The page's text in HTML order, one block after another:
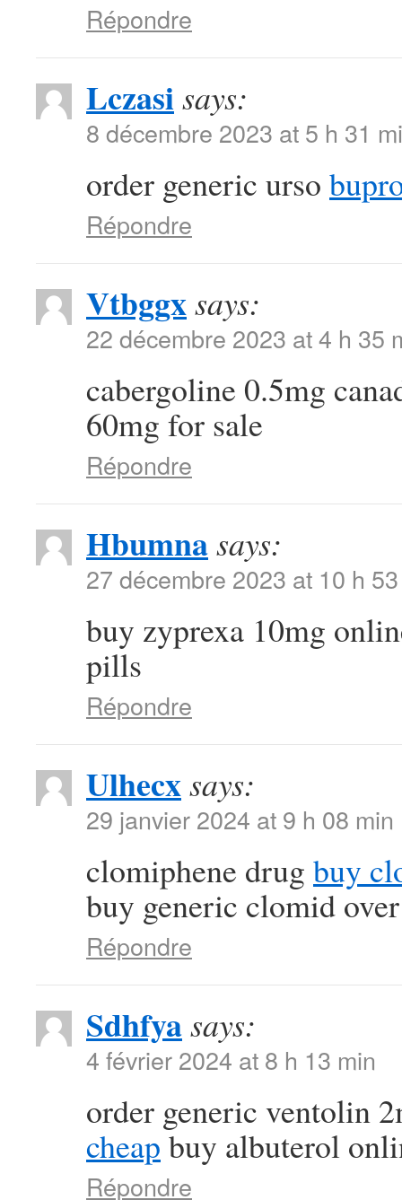
Répondre
Lczasisays:
8 décembre 2023 at 5 h 31
order generic urso
Répondre
Vtbggxsays:
22 décembre 2023 at 4 h 35
cabergoline 0.5mg
60mg for sale
Répondre
Hbumnasays:
27 décembre 2023 at 10 h
buy zyprexa 10mg
pills
Répondre
Ulhecxsays:
29 janvier 2024 at 9 h 08 min
clomiphene drug buy
buy generic clomid
Répondre
Sdhfyasays:
4 février 2024 at 8 h 13 min
order generic ventolin
cheap buy albuterol
Répondre